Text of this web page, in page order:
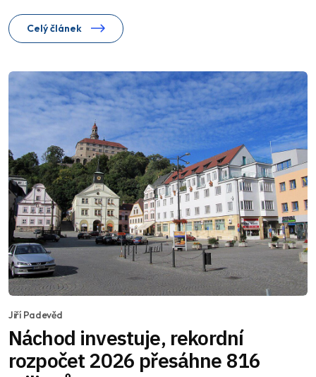
Celý článek
Jiří Padevěd
Náchod investuje, rekordní
rozpočet 2026 přesáhne 816